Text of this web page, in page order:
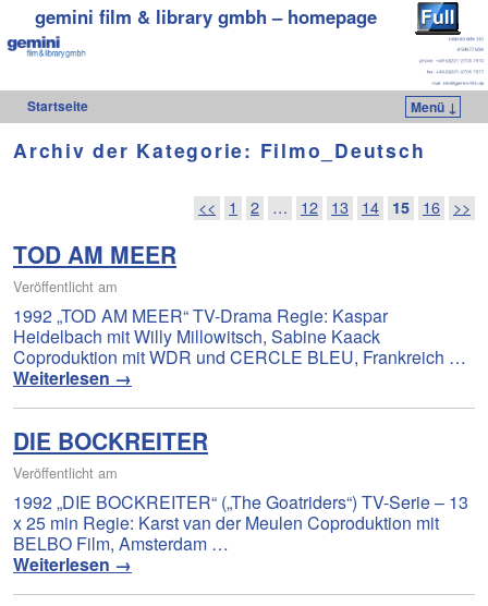
gemini film & library gmbh – homepage
Startseite
Menü ↓
Archiv der Kategorie: Filmo_Deutsch
<< 1 2 … 12 13 14 15 16 >>
TOD AM MEER
Veröffentlicht am
1992 „TOD AM MEER“ TV-Drama Regie: Kaspar
Heidelbach mit Willy Millowitsch, Sabine Kaack
Coproduktion mit WDR und CERCLE BLEU, Frankreich …
Weiterlesen →
DIE BOCKREITER
Veröffentlicht am
1992 „DIE BOCKREITER“ („The Goatriders“) TV-Serie – 13
x 25 min Regie: Karst van der Meulen Coproduktion mit
BELBO Film, Amsterdam …
Weiterlesen →